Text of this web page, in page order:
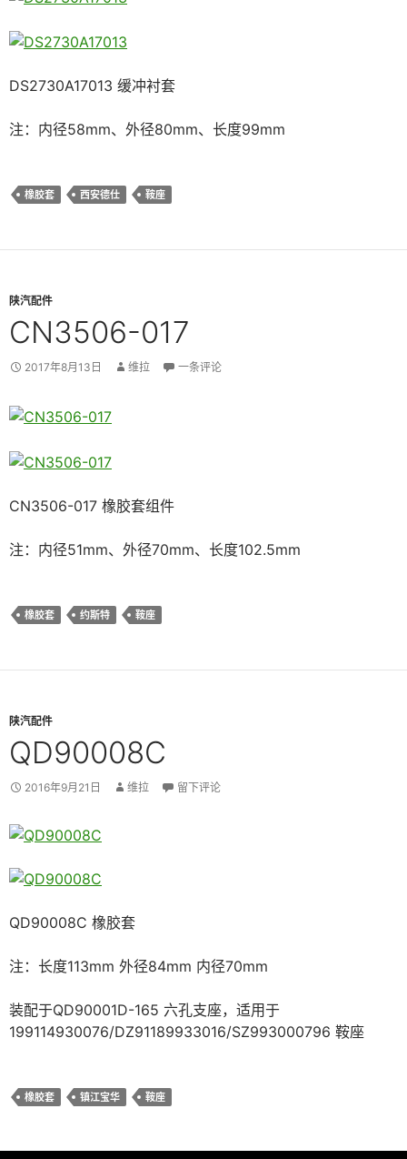
DS2730A17013 缓冲衬套
注：内径58mm、外径80mm、长度99mm
橡胶套 西安德仕 鞍座
陕汽配件
CN3506-017
2017年8月13日 维拉 一条评论
CN3506-017 橡胶套组件
注：内径51mm、外径70mm、长度102.5mm
橡胶套 约斯特 鞍座
陕汽配件
QD90008C
2016年9月21日 维拉 留下评论
QD90008C 橡胶套
注：长度113mm 外径84mm 内径70mm
装配于QD90001D-165 六孔支座，适用于
199114930076/DZ91189933016/SZ993000796 鞍座
橡胶套 镇江宝华 鞍座